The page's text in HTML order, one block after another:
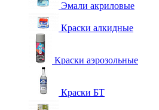
Эмали акриловые
Краски алкидные
Краски аэрозольные
Краски БТ